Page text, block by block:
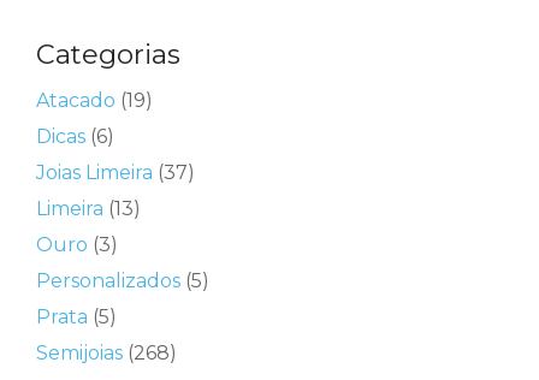
Categorias
Atacado (19)
Dicas (6)
Joias Limeira (37)
Limeira (13)
Ouro (3)
Personalizados (5)
Prata (5)
Semijoias (268)